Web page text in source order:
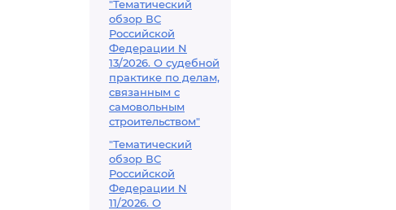
"Тематический
обзор ВС
Российской
Федерации N
13/2026. О судебной
практике по делам,
связанным с
самовольным
строительством"
"Тематический
обзор ВС
Российской
Федерации N
11/2026. О